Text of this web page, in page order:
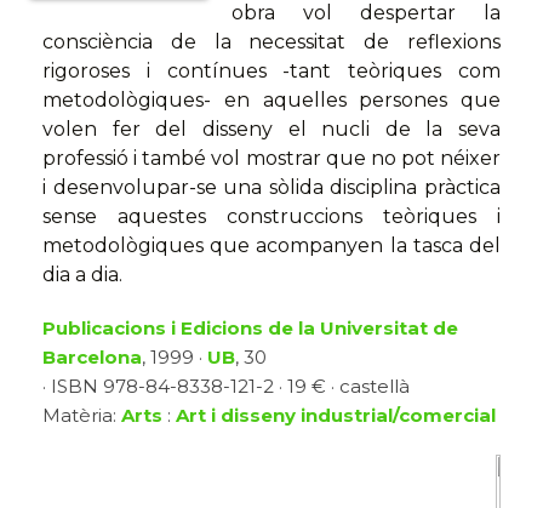
obra vol despertar la
consciència de la necessitat de reflexions
rigoroses i contínues -tant teòriques com
metodològiques- en aquelles persones que
volen fer del disseny el nucli de la seva
professió i també vol mostrar que no pot néixer
i desenvolupar-se una sòlida disciplina pràctica
sense aquestes construccions teòriques i
metodològiques que acompanyen la tasca del
dia a dia.
Publicacions i Edicions de la Universitat de
Barcelona, 1999 · UB, 30
· ISBN 978-84-8338-121-2 · 19 € · castellà
Matèria: Arts : Art i disseny industrial/comercial